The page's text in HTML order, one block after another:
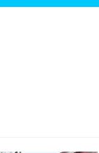
Успіхи одеситів на